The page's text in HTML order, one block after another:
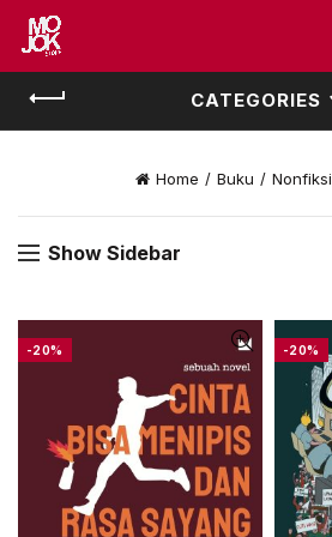
CATEGORIES
Home Buku Nonfiksi
Show Sidebar
-20% -20%